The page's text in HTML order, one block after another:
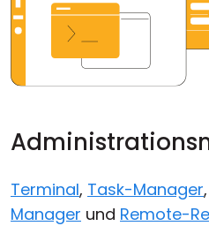
Terminal, Task-Manager,
Manager und Remote-